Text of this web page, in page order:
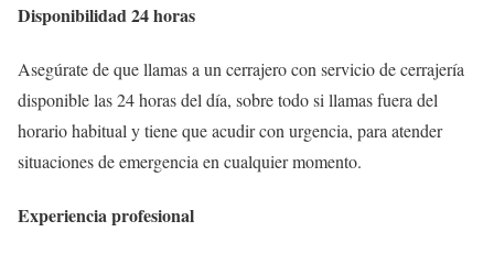
Disponibilidad 24 horas
Asegúrate de que llamas a un cerrajero con servicio de cerrajería
disponible las 24 horas del día, sobre todo si llamas fuera del
horario habitual y tiene que acudir con urgencia, para atender
situaciones de emergencia en cualquier momento.
Experiencia profesional